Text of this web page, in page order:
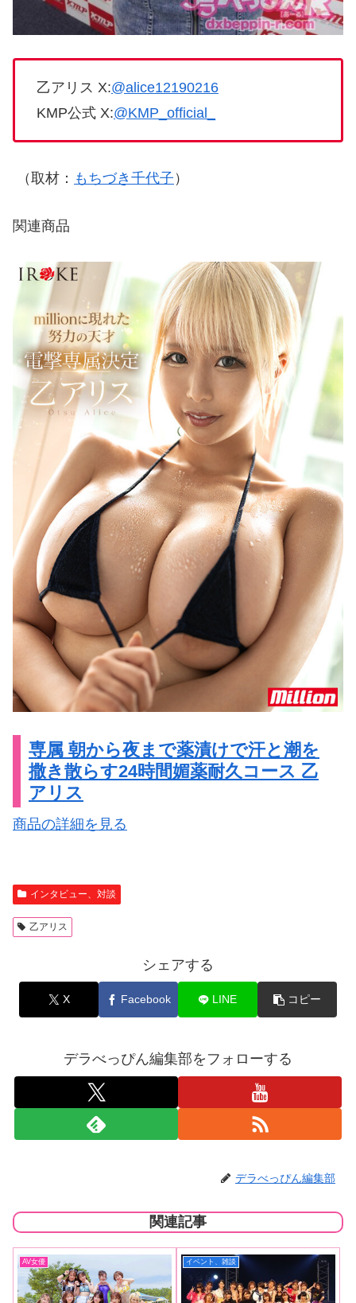
乙アリス X:@alice12190216
KMP公式 X:@KMP_official_
（取材： もちづき千代子 ）
関連商品
専属 朝から夜まで薬漬けで汗と潮を
撒き散らす24時間媚薬耐久コース 乙
アリス
商品の詳細を見る
インタビュー、対談
乙アリス
シェアする
X Facebook LINE コピー
デラべっぴん編集部をフォローする
デラべっぴん編集部
関連記事
AV女優 イベント、雑談